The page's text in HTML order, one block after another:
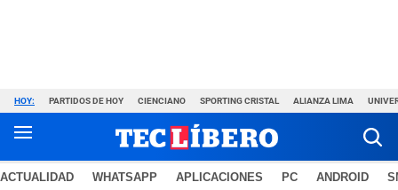
HOY: PARTIDOS DE HOY CIENCIANO SPORTING CRISTAL ALIANZA LIMA
ACTUALIDAD WHATSAPP APLICACIONES PC ANDROID